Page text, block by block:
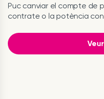
Puc canviar el compte de
contrate o la potència